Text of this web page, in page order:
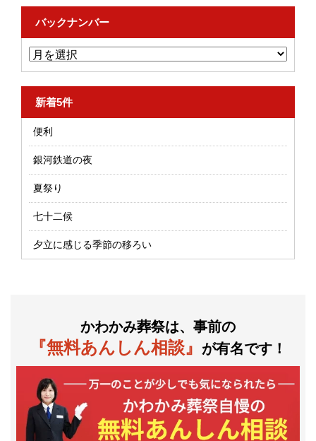
バックナンバー
新着5件
便利
銀河鉄道の夜
夏祭り
七十二候
夕立に感じる季節の移ろい
かわかみ葬祭は、事前の
『無料あんしん相談』 が有名です！